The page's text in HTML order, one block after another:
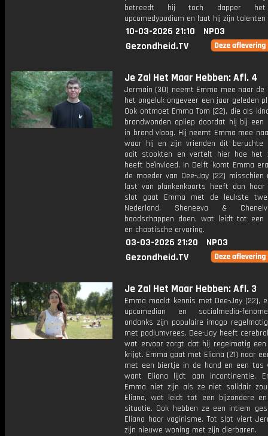
betreedt hij toch dapper
upcomedypodium en laat hij zijn talenten
10-03-2026 21:10
NPO3
Gezondheid.TV
Je Zal Het Maar Hebben: Afl. 4
Jermain (30) neemt Emma mee naar de
het ongeluk ongeveer een jaar geleden
Ook ontmoet Emma Tom (22), die als
brandwonden opliep doordat hij bij een
in brand vloog. Hij neemt Emma mee
waar hij en zijn vrienden dit beruchte
ooit stookten en vertelt hier hoe het
heeft beïnvloed. In Delft komt Emma
de moeder van Dee-Jay (22) misschien
last van plankenkoorts heeft dan haar
slot gaat Emma met de leukste
Nederland, Sheneeva &
boodschappen doen, wat leidt tot een
en chaotische ervaring.
03-03-2026 21:20
NPO3
Gezondheid.TV
Je Zal Het Maar Hebben: Afl. 3
Emma maakt kennis met Dee-Jay (22),
upcomedian en socialmedia-
ondanks zijn populaire imago
met podiumvrees. Dee-Jay heeft
wat ervoor zorgt dat hij regelmatig een
krijgt. Emma gaat met Eliana (21) naar
met een biertje in de hand en een tas
want Eliana lijdt aan incontinentie.
Emma niet zijn als ze niet solidair
Eliana, wat leidt tot een bijzondere
situatie. Ook hebben ze een intiem
Eliana haar vaginisme. Tot slot viert
zijn nieuwe woning met zijn dierbaren.